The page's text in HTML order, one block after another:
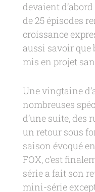
devaient d’abord
de 25 épisodes
croissance
aussi savoir que
mis en projet
Une vingtaine
nombreuses
d’une suite, des
un retour sous
saison évoqué
FOX, c’est
série a fait son
mini-série